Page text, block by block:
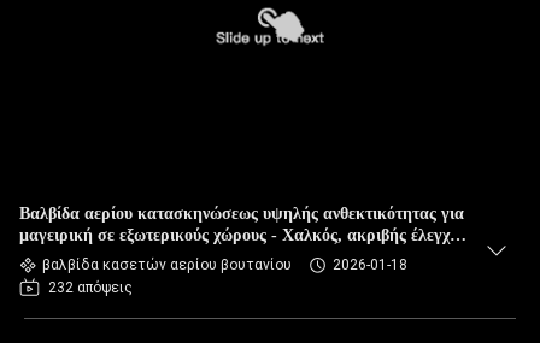
Βαλβίδα αερίου κατασκηνώσεως υψηλής ανθεκτικότητας για
μαγειρική σε εξωτερικούς χώρους - Χαλκός, ακριβής έλεγχος
ροήςβαλβίδα κασετών αερίου βουτανίου
2026-01-18
232 απόψεις